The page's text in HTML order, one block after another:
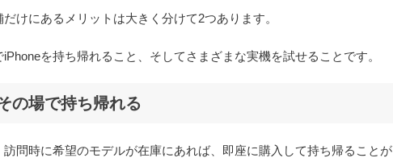
けにあるメリットは大きく分けて2つあります。
を持ち帰れること、そしてさまざまな実機を試せることです。
の場で持ち帰れる
問時に希望のモデルが在庫にあれば、即座に購入して持ち帰ることが